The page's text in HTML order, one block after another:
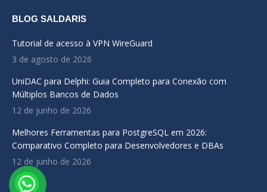
BLOG SALDARIS
Tutorial de acesso à VPN WireGuard
3 de agosto de 2026
UniDAC para Delphi: Guia Completo para Conexão com
Múltiplos Bancos de Dados
12 de junho de 2026
Melhores Ferramentas para PostgreSQL em 2026:
Comparativo Completo para Desenvolvedores e DBAs
12 de junho de 2026